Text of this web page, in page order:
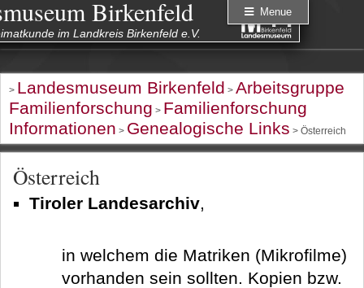
Birkenfeld
im Landkreis Birkenfeld e.V.
> Landesmuseum Birkenfeld > Arbeitsgruppe
Familienforschung > Familienforschung
Informationen > Genealogische Links > Österreich
Österreich
Tiroler Landesarchiv,
in welchem die Matriken (Mikrofilme)
vorhanden sein sollten. Kopien bzw.
Menue